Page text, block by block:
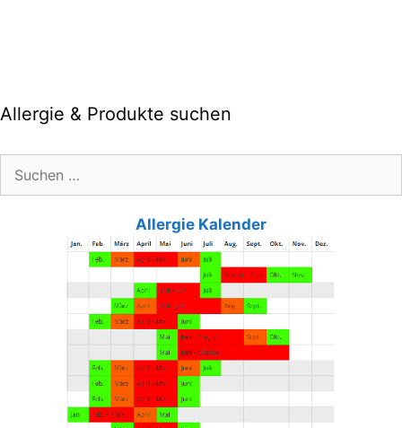
Allergie & Produkte suchen
nach:
Allergie Kalender